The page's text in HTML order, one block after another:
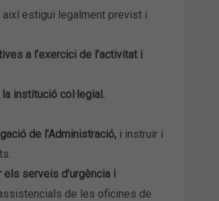
estigui legalment previst i
a l’exercici de l’activitat i
institució col·legial.
de l’Administració,i instruir i
serveis d’urgència i
de les oficines de